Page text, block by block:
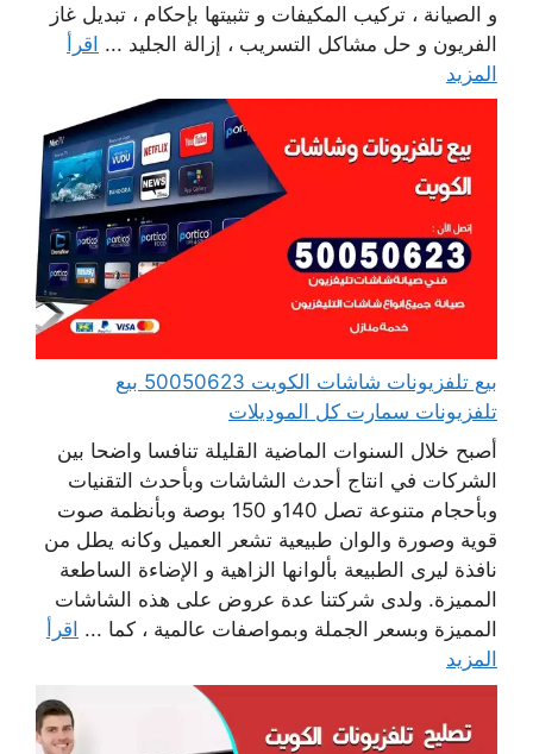
و الصيانة ، تركيب المكيفات و تثبيتها بإحكام ، تبديل غاز
الفريون و حل مشاكل التسريب ، إزالة الجليد ... اقرأ
المزيد
بيع تلفزيونات شاشات الكويت 50050623 بيع
تلفزيونات سمارت كل الموديلات
أصبح خلال السنوات الماضية القليلة تنافسا واضحا بين
الشركات في انتاج أحدث الشاشات وبأحدث التقنيات
وبأحجام متنوعة تصل 140و 150 بوصة وبأنظمة صوت
قوية وصورة والوان طبيعية تشعر العميل وكانه يطل من
نافذة ليرى الطبيعة بألوانها الزاهية و الإضاءة الساطعة
المميزة. ولدى شركتنا عدة عروض على هذه الشاشات
المميزة وبسعر الجملة وبمواصفات عالمية ، كما ... اقرأ
المزيد